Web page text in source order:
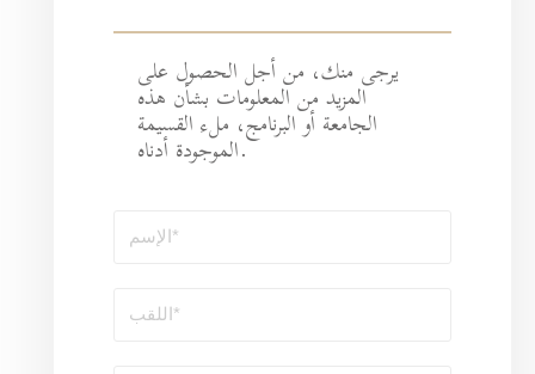
الحصول على
بشأن هذه